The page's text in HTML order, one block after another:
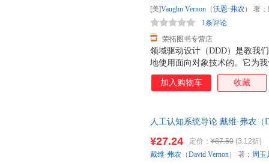
解DDD实现来说非常有用。 《
建立起了一座桥梁，架构
领域驱动设计（DDD）是教我
地使用面向对象技术的。它为
发者留下了一大难题：如何将
《实现领域驱动设计》为我们
在DDD战略部分，《实现领域
事件、聚合和资源库等内容。
解DDD实现来说非常有用。 《
荣拓图书专营店
1条评论
[美]Vaughn Vernon （沃恩·弗农 ） 著
加入购物车 收藏
人工认知系统导论 戴维·弗农（
¥27.24 定价： ¥87.50 (3.12折)
戴维·弗农 （David Vernon） 著； 周玉